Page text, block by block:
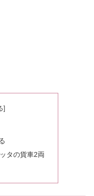
タの貨車2両